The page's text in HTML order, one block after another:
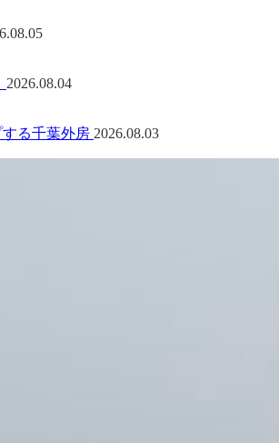
2026.08.04
る千葉外房 2026.08.03